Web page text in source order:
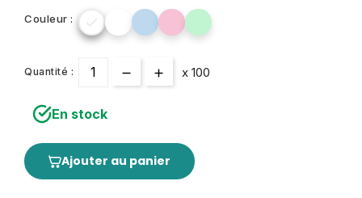
Couleur :
Quantité : x 100
En stock
Ajouter au panier